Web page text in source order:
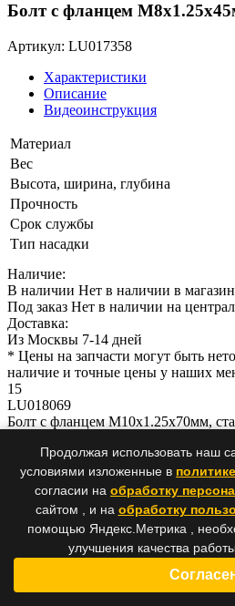
Болт с фланцем
Артикул: LU017358
Характеристики
Описание
Видеоинструкция
Материал
Вес
Высота, ширина, глубина
Прочность
Срок службы
Тип насадки
Наличие:
В наличии Нет в наличии в
Под заказ Нет в наличии на
Доставка:
Из Москвы 7-14 дней
* Цены на запчасти могут быть
наличие и точные цены у наших
15
LU018069
Болт с фланцем M10х1.25х70мм,
Болт с фланцем
Артикул: LU018069
Характеристики
Описание
Продолжая использовать наш
условиями изложенные в
согласии на обработку
сайтом , и на обработку
помощью Яндекс.Метрика ,
улучшения качества